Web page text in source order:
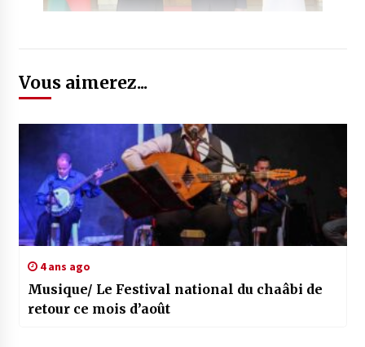
Vous aimerez...
4 ans ago
Musique/ Le Festival national du chaâbi de